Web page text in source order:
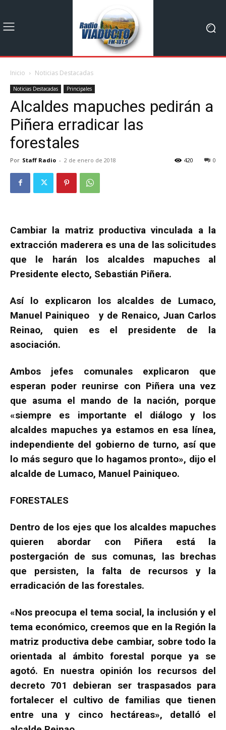
Inicio Noticias Destacadas
Noticias Destacadas Principales
Alcaldes mapuches pedirán a
Piñera erradicar las
forestales
Por Staff Radio - 2 de enero de 2018 0
420
Cambiar la matriz productiva vinculada a la
extracción maderera es una de las solicitudes
que le harán los alcaldes mapuches al
Presidente electo, Sebastián Piñera.
Así lo explicaron los alcaldes de Lumaco,
Manuel Painiqueo y de Renaico, Juan Carlos
Reinao, quien es el presidente de la
asociación.
Ambos jefes comunales explicaron que
esperan poder reunirse con Piñera una vez
que asuma el mando de la nación, porque
«siempre es importante el diálogo y los
alcaldes mapuches ya estamos en esa línea,
independiente del gobierno de turno, así que
lo más seguro que lo hagamos pronto», dijo el
alcalde de Lumaco, Manuel Painiqueo.
FORESTALES
Dentro de los ejes que los alcaldes mapuches
quieren abordar con Piñera está la
postergación de sus comunas, las brechas
que persisten, la falta de recursos y la
erradicación de las forestales.
«Nos preocupa el tema social, la inclusión y el
tema económico, creemos que en la Región la
matriz productiva debe cambiar, sobre todo la
orientada al ámbito forestal porque ya se
agotó. En nuestra opinión los recursos del
decreto 701 debieran ser traspasados para
fortalecer el cultivo de familias que tienen
entre una y cinco hectáreas», detalló el